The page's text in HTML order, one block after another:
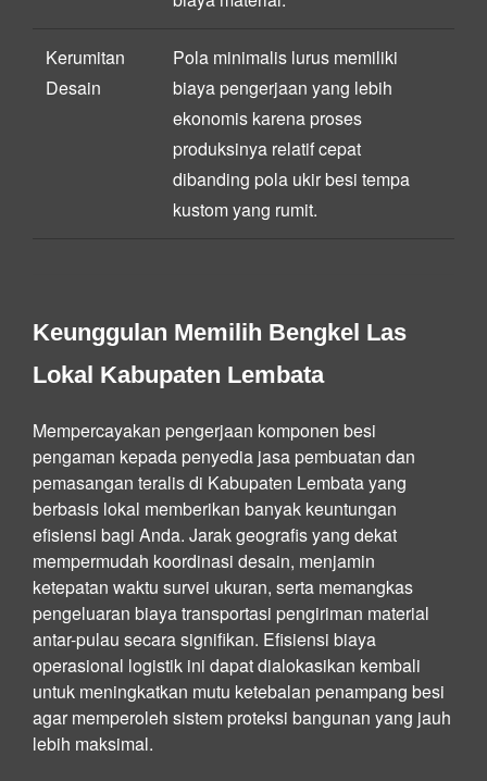
Kerumitan
Desain
Pola minimalis lurus memiliki
biaya pengerjaan yang lebih
ekonomis karena proses
produksinya relatif cepat
dibanding pola ukir besi tempa
kustom yang rumit.
Keunggulan Memilih Bengkel Las
Lokal Kabupaten Lembata
Mempercayakan pengerjaan komponen besi
pengaman kepada penyedia jasa pembuatan dan
pemasangan teralis di Kabupaten Lembata yang
berbasis lokal memberikan banyak keuntungan
efisiensi bagi Anda. Jarak geografis yang dekat
mempermudah koordinasi desain, menjamin
ketepatan waktu survei ukuran, serta memangkas
pengeluaran biaya transportasi pengiriman material
antar-pulau secara signifikan. Efisiensi biaya
operasional logistik ini dapat dialokasikan kembali
untuk meningkatkan mutu ketebalan penampang besi
agar memperoleh sistem proteksi bangunan yang jauh
lebih maksimal.